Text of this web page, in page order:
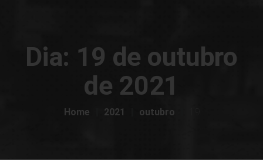
Dia: 19 de outubro
de 2021
Home 2021 outubro